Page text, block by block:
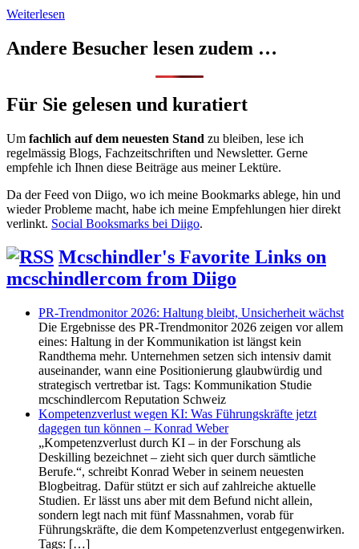
Weiterlesen
Relaunch
des
Themensteuerung,
Rollen
Prozesse
Andere Besucher lesen zudem …
Für Sie gelesen und kuratiert
Um fachlich auf dem neuesten Stand zu bleiben, lese ich
regelmässig Blogs, Fachzeitschriften und Newsletter. Gerne
empfehle ich Ihnen diese Beiträge aus meiner Lektüre.
Da der Feed von Diigo, wo ich meine Bookmarks ablege, hin und
wieder Probleme macht, habe ich meine Empfehlungen hier direkt
verlinkt. Social Booksmarks bei Diigo.
Mcschindler's Favorite Links on
mcschindlercom from Diigo
PR-Trendmonitor 2026: Haltung bleibt, Unsicherheit wächst
Die Ergebnisse des PR-Trendmonitor 2026 zeigen vor allem
eines: Haltung in der Kommunikation ist längst kein
Randthema mehr. Unternehmen setzen sich intensiv damit
auseinander, wann eine Positionierung glaubwürdig und
strategisch vertretbar ist. Tags: Kommunikation Studie
mcschindlercom Reputation Schweiz
Kompetenzverlust wegen KI: Was Führungskräfte jetzt
dagegen tun können – Konrad Weber
„Kompetenzverlust durch KI – in der Forschung als
Deskilling bezeichnet – zieht sich quer durch sämtliche
Berufe.“, schreibt Konrad Weber in seinem neuesten
Blogbeitrag. Dafür stützt er sich auf zahlreiche aktuelle
Studien. Er lässt uns aber mit dem Befund nicht allein,
sondern legt nach mit fünf Massnahmen, vorab für
Führungskräfte, die dem Kompetenzverlust entgegenwirken.
Tags: […]